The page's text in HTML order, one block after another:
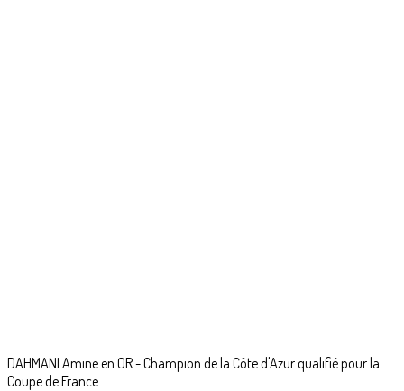
DAHMANI Amine en OR - Champion de la Côte d'Azur qualifié pour la
Coupe de France